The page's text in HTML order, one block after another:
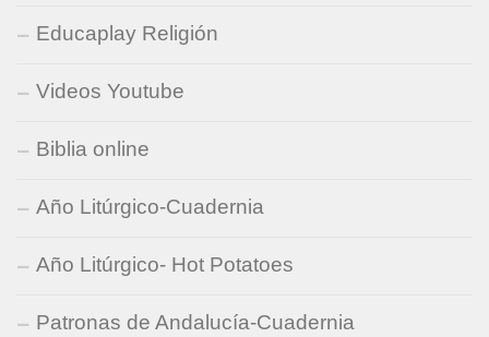
Educaplay Religión
Videos Youtube
Biblia online
Año Litúrgico-Cuadernia
Año Litúrgico- Hot Potatoes
Patronas de Andalucía-Cuadernia